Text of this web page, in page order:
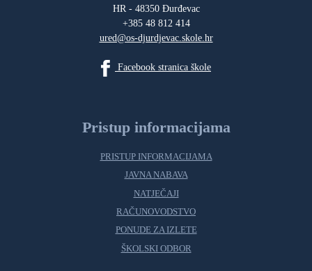
HR - 48350 Đurđevac
+385 48 812 414
ured@os-djurdjevac.skole.hr
Facebook stranica škole
Pristup informacijama
PRISTUP INFORMACIJAMA
JAVNA NABAVA
NATJEČAJI
RAČUNOVODSTVO
PONUDE ZA IZLETE
ŠKOLSKI ODBOR